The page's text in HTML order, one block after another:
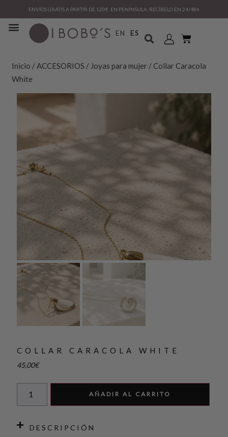
ENVÍOS GRATIS A PARTIR DE 120€ EN PENÍNSULA. RECÍBELO EN 24/48h
EN ES
Inicio /ACCESORIOS / Joyas para mujer / Collar Caracola
White
COLLAR CARACOLA WHITE
45,00€
AÑADIR AL CARRITO
DESCRIPCIÓN